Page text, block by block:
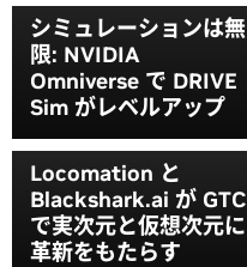
シミュレーションは無
限: NVIDIA
Omniverse で DRIVE
Sim がレベルアップ
Locomation と
Blackshark.ai が GTC
で実次元と仮想次元に
革新をもたらす